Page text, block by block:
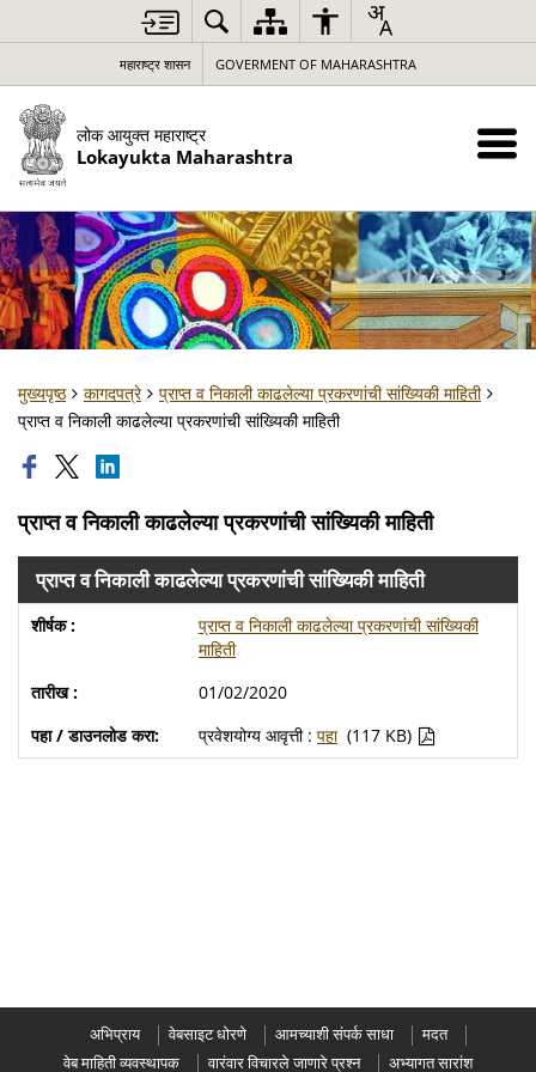
महाराष्ट्र शासन GOVERMENT OF MAHARASHTRA
लोक आयुक्त महाराष्ट्र
Lokayukta Maharashtra
मुख्यपृष्ठ कागदपत्रे
प्राप्त व निकाली काढलेल्या प्रकरणांची सांख्यिकी माहिती
प्राप्त व निकाली काढलेल्या प्रकरणांची सांख्यिकी माहिती
प्राप्त व निकाली काढलेल्या प्रकरणांची सांख्यिकी माहिती
प्राप्त व निकाली काढलेल्या प्रकरणांची सांख्यिकी माहिती
प्राप्त व निकाली काढलेल्या प्रकरणांची सांख्यिकी
माहिती
01/02/2020
प्रवेशयोग्य आवृत्ती : पहा (117 KB)
अभिप्राय वेबसाइट धोरणे आमच्याशी संपर्क साधा
मदत
वेब माहिती व्यवस्थापक
वारंवार विचारले जाणारे प्रश्न अभ्यागत सारांश